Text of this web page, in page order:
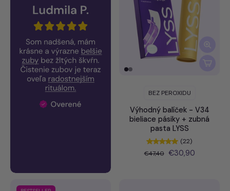
BEZ PEROXIDU
Výhodný balíček - V34
bieliace pásiky + zubná
pasta LYSS
(22)
€47,40 €30,90